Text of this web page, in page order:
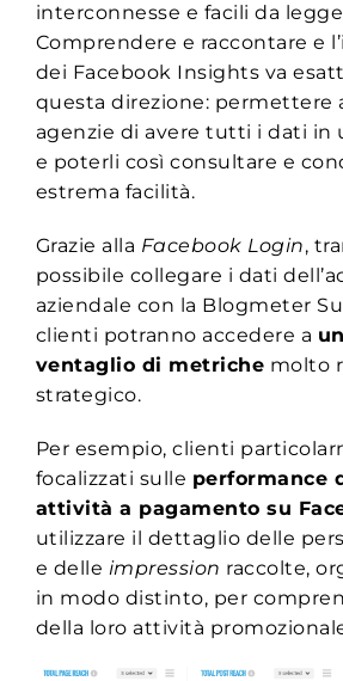
interconnesse e facili da
Comprendere e raccontare e
dei Facebook Insights va
questa direzione: permettere
agenzie di avere tutti i dati in
e poterli così consultare e
estrema facilità.
Grazie alla Facebook Login,
possibile collegare i dati
aziendale con la Blogmeter
clienti potranno accedere a
ventaglio di metriche molto
strategico.
Per esempio, clienti
focalizzati sulle performance
attività a pagamento su
utilizzare il dettaglio delle
e delle impression raccolte,
in modo distinto, per
della loro attività